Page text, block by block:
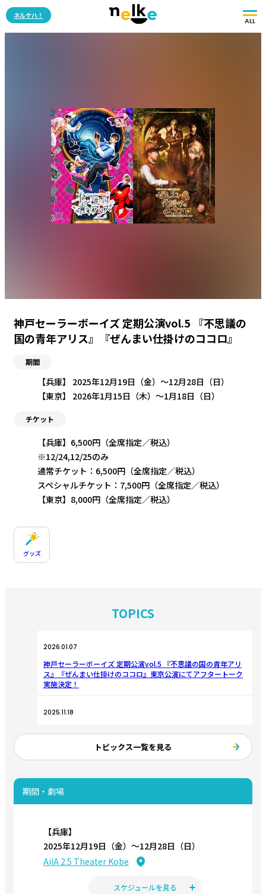
ネルケハ！
ALL
神戸セーラーボーイズ 定期公演vol.5 『不思議の
国の青年アリス』『ぜんまい仕掛けのココロ』
期間
【兵庫】 2025年12月19日（金）〜12月28日（日）
【東京】 2026年1月15日（木）〜1月18日（日）
チケット
【兵庫】6,500円（全席指定／税込）
※12/24,12/25のみ
通常チケット：6,500円（全席指定／税込）
スペシャルチケット：7,500円（全席指定／税込）
【東京】8,000円（全席指定／税込）
グッズ
TOPICS
2026.01.07
神戸セーラーボーイズ 定期公演vol.5 『不思議の国の青年アリ
ス』『ぜんまい仕掛けのココロ』東京公演にてアフタートーク
実施決定！
2025.11.18
ス』『ぜんまい仕掛けのココロ』兵庫公演の全公演にてアフタ
ートーク実施決定！
2025.10.27
神⼾セーラーボーイズ 定期公演vol.5 『不思議の国の青年アリ
ス』『ぜんまい仕掛けのココロ』 公演日程変更、チケット料金
トピックス一覧を見る
期間・劇場
【兵庫】
2025年12月19日（金）〜12月28日（日）
AiiA 2.5 Theater Kobe
スケジュールを見る